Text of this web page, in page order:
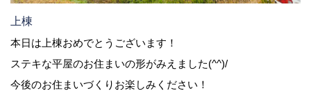
上棟
本日は上棟おめでとうございます！
ステキな平屋のお住まいの形がみえました(^^)/
今後のお住まいづくりお楽しみください！